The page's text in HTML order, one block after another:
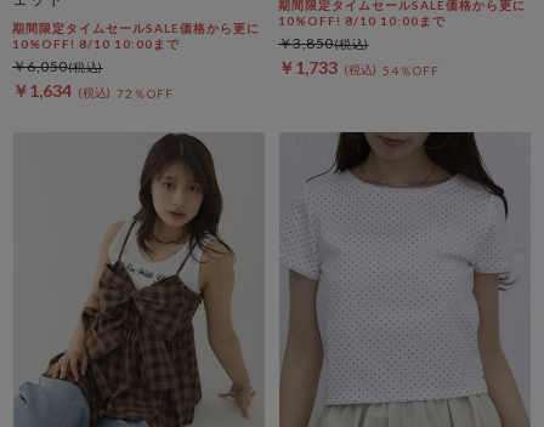
期間限定タイムセールSALE価格から更に
10%OFF! 8/10 10:00まで
￥1,634 72％OFF
￥6,050
期間限定タイムセールSALE価格から更に
10%OFF! 8/10 10:00まで
￥1,733 54％OFF
￥3,850